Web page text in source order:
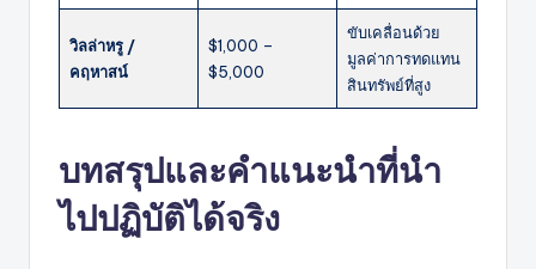
วิลล่าหรู /
คฤหาสน์
$1,000 –
$5,000
ขับเคลื่อนด้วย
มูลค่าการทดแทน
สินทรัพย์ที่สูง
บทสรุปและคำแนะนำที่นำ
ไปปฏิบัติได้จริง